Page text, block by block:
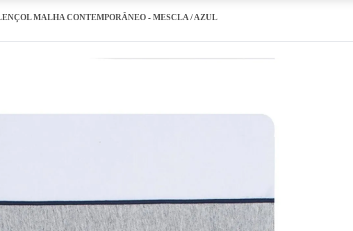
MALHA CONTEMPORÂNEO - MESCLA / AZUL